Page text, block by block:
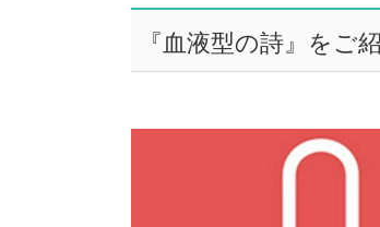
『血液型の詩』をご